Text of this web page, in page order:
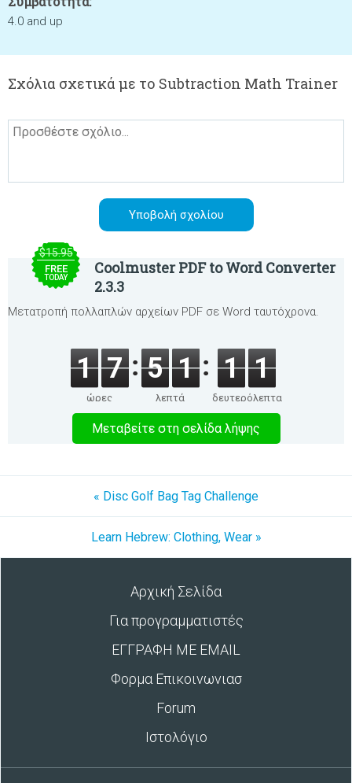
4.0 and up
Σχόλια σχετικά με το Subtraction Math Trainer
$15.95
FREE
TODAY
Coolmuster PDF to Word Converter
2.3.3
Μετατροπή πολλαπλών αρχείων PDF σε Word ταυτόχρονα.
1 7
ώρες
5 1
λεπτά
1 1
δευτερόλεπτα
Μεταβείτε στη σελίδα λήψης
« Disc Golf Bag Tag Challenge
Learn Hebrew: Clothing, Wear »
Αρχική Σελίδα
Για προγραμματιστές
ΕΓΓΡΑΦΗ ΜΕ EMAIL
Φορμα Επικοινωνιασ
Forum
Ιστολόγιο